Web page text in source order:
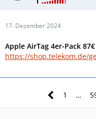
17. Dezember 2024
Apple AirTag 4er-Pack 87€
https://shop.telekom.de/
1 …